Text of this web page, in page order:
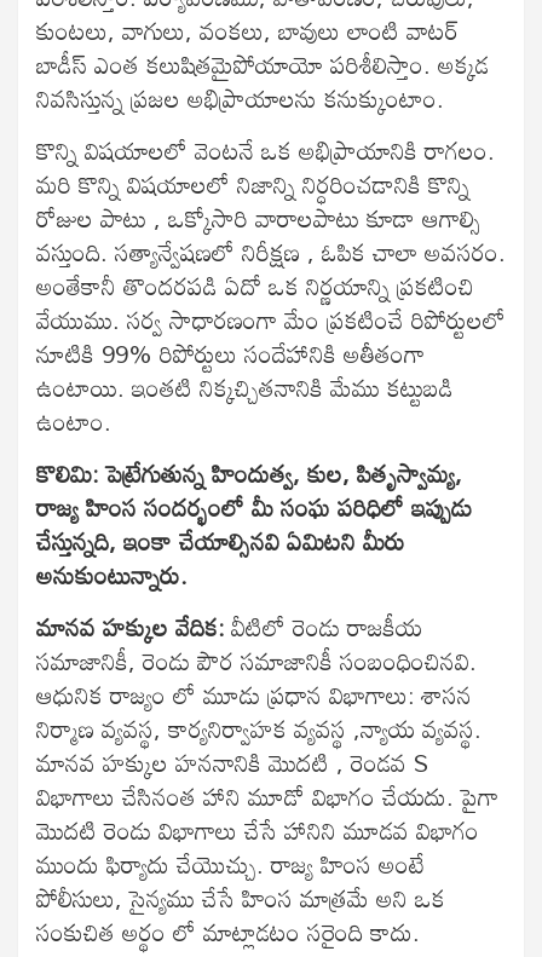
కుంటలు, వాగులు, వంకలు, బావులు లాంటి వాటర్
బాడీస్ ఎంత కలుషితమైపోయాయో పరిశీలిస్తాం. అక్కడ
నివసిస్తున్న ప్రజల అభిప్రాయాలను కనుక్కుంటాం.
కొన్ని విషయాలలో వెంటనే ఒక అభిప్రాయానికి రాగలం.
మరి కొన్ని విషయాలలో నిజాన్ని నిర్ధరించడానికి కొన్ని
రోజుల పాటు , ఒక్కోసారి వారాలపాటు కూడా ఆగాల్సి
వస్తుంది. సత్యాన్వేషణలో నిరీక్షణ , ఓపిక చాలా అవసరం.
అంతేకానీ తొందరపడి ఏదో ఒక నిర్ణయాన్ని ప్రకటించి
వేయుము. సర్వ సాధారణంగా మేం ప్రకటించే రిపోర్టులలో
నూటికి 99% రిపోర్టులు సందేహానికి అతీతంగా
ఉంటాయి. ఇంతటి నిక్కచ్చితనానికి మేము కట్టుబడి
ఉంటాం.
కొలిమి: పెట్రేగుతున్న హిందుత్వ, కుల, పితృస్వామ్య,
రాజ్య హింస సందర్భంలో మీ సంఘ పరిధిలో ఇప్పుడు
చేస్తున్నది, ఇంకా చేయాల్సినవి ఏమిటని మీరు
అనుకుంటున్నారు.
మానవ హక్కుల వేదిక:వీటిలో రెండు రాజకీయ
సమాజానికీ, రెండు పౌర సమాజానికీ సంబంధించినవి.
ఆధునిక రాజ్యం లో మూడు ప్రధాన విభాగాలు: శాసన
నిర్మాణ వ్యవస్థ, కార్యనిర్వాహక వ్యవస్థ ,న్యాయ వ్యవస్థ.
మానవ హక్కుల హననానికి మొదటి , రెండవ S
విభాగాలు చేసినంత హాని మూడో విభాగం చేయదు. పైగా
మొదటి రెండు విభాగాలు చేసే హానిని మూడవ విభాగం
ముందు ఫిర్యాదు చేయొచ్చు. రాజ్య హింస అంటే
పోలీసులు, సైన్యము చేసే హింస మాత్రమే అని ఒక
సంకుచిత అర్థం లో మాట్లాడటం సరైంది కాదు.